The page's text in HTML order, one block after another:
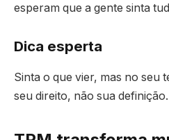
esperam que a gente sinta
Dica esperta
Sinta o que vier, mas no seu
seu direito, não sua definição.